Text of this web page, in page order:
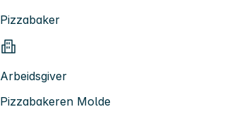
Pizzabaker
Arbeidsgiver
Pizzabakeren Molde